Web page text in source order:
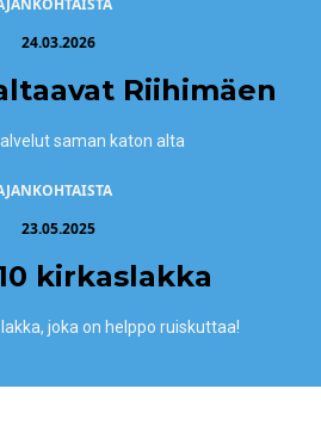
24.03.2026
Riihimäen
saman katon alta
23.05.2025
kirkaslakka
joka on helppo ruiskuttaa!